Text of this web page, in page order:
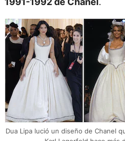
Dua Lipa lució un diseño de Chanel